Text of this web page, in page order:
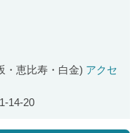
・恵比寿・白金) アクセ
14-20